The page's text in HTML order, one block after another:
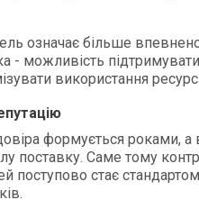
означає більше
- можливість
використання
формується роками, а
поставку. Саме тому
поступово стає